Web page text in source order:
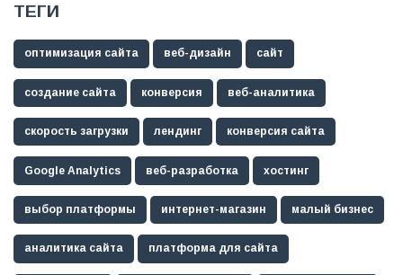
ТЕГИ
оптимизация сайта веб-дизайн сайт
создание сайта конверсия веб-аналитика
скорость загрузки лендинг конверсия сайта
Google Analytics веб-разработка хостинг
выбор платформы интернет-магазин малый бизнес
аналитика сайта платформа для сайта